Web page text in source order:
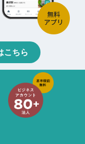
こちら